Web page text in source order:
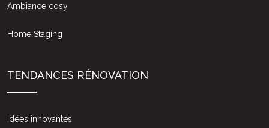
Ambiance cosy
Home Staging
TENDANCES RÉNOVATION
Idées innovantes